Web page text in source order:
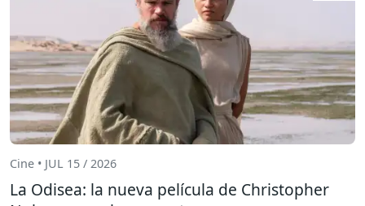
Cine • JUL 15 / 2026
La Odisea: la nueva película de Christopher